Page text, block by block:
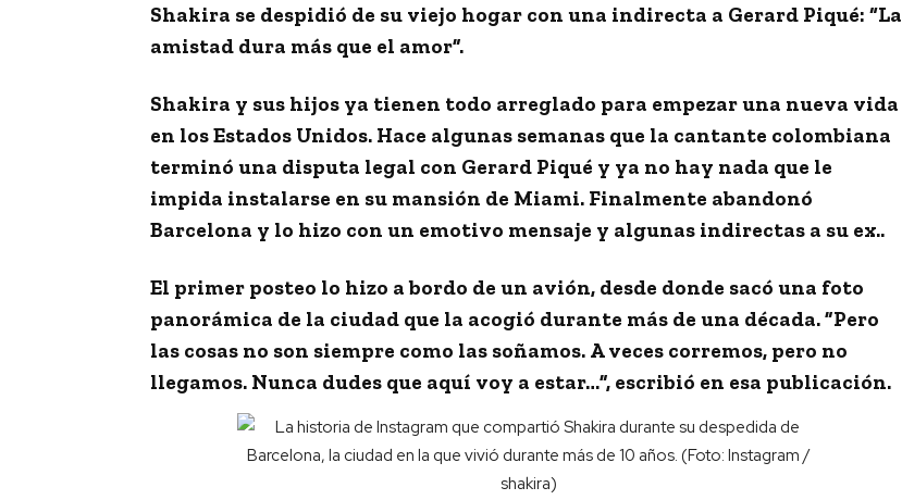
Shakira se despidió de su viejo hogar con una indirecta a Gerard Piqué: “La
amistad dura más que el amor”.
Shakira y sus hijos ya tienen todo arreglado para empezar una nueva vida
en los Estados Unidos. Hace algunas semanas que la cantante colombiana
terminó una disputa legal con Gerard Piqué y ya no hay nada que le
impida instalarse en su mansión de Miami. Finalmente abandonó
Barcelona y lo hizo con un emotivo mensaje y algunas indirectas a su ex..
El primer posteo lo hizo a bordo de un avión, desde donde sacó una foto
panorámica de la ciudad que la acogió durante más de una década. ”Pero
las cosas no son siempre como las soñamos. A veces corremos, pero no
llegamos. Nunca dudes que aquí voy a estar…”, escribió en esa publicación.